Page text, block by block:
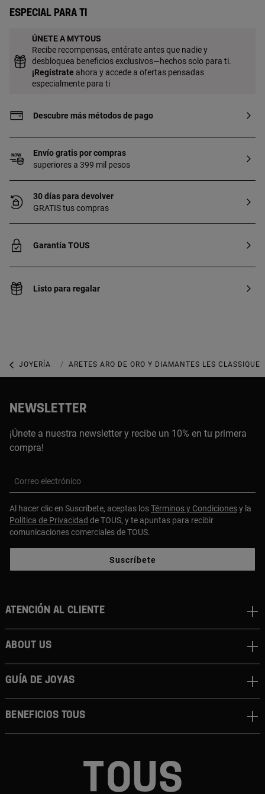
Especial para ti
ÚNETE A MYTOUS
Recibe recompensas, entérate antes que nadie y
desbloquea beneficios exclusivos—hechos solo para ti.
¡Regístrate ahora y accede a ofertas pensadas
especialmente para ti
Descubre más métodos de pago
Envío gratis por compras
superiores a 399 mil pesos
30 días para devolver
GRATIS tus compras
Garantía TOUS
Listo para regalar
JOYERÍA JOYAS CON DIAMANTES
ARETES ARO DE ORO Y DIAMANTES LES CLASSIQUES
NEWSLETTER
¡Únete a nuestra newsletter y recibe un 10% en tu primera
compra!
Correo electrónico
Al hacer clic en Suscríbete, aceptas losTérminos y Condicionesy la
Política de Privacidad de TOUS, y te apuntas para recibir
comunicaciones comerciales de TOUS.
Suscríbete
Atención al cliente
About us
Guía de joyas
Beneficios TOUS